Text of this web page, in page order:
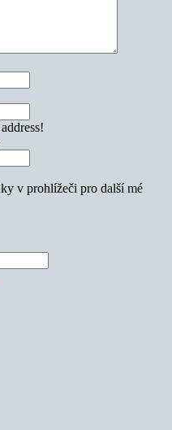
v prohlížeči pro další mé